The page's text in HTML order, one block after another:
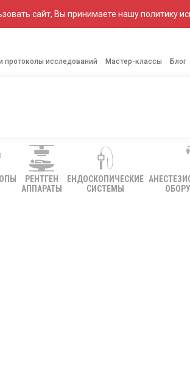
сайт, Вы принимаете нашу политику
протоколы исследований Мастер-классы Блог
РЕНТГЕН
АППАРАТЫ
ЕНДОСКОПИЧЕСКИЕ
СИСТЕМЫ